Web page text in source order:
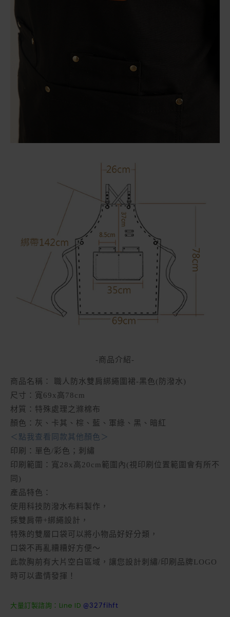
-商品介紹-
商品名稱：
職人防水雙肩綁繩圍裙-黑色(防潑水)
尺寸：寬69x高78cm
材質：特殊處理之滌棉布
顏色：灰、卡其、棕、藍、軍綠、黑、暗紅
＜點我查看同款其他顏色＞
印刷：單色/彩色；刺繡
印刷範圍：寬28x高20cm範圍內(視印刷位置範圍會有所不
同)
產品特色：
使用科技防潑水布料製作，
採雙肩帶+綁繩設計，
特殊的雙層口袋可以將小物品好好分類，
口袋不再亂糟糟好方便～
此款胸前有大片空白區域，讓您設計刺繡/印刷品牌LOGO
時可以盡情發揮！
大量訂製諮詢：Line ID @327fihft